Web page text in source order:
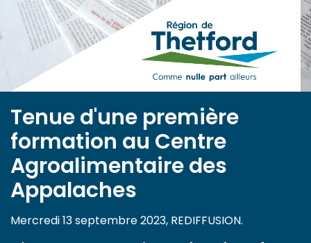
Tenue d'une première
formation au Centre
Agroalimentaire des
Appalaches
Mercredi 13 septembre 2023, REDIFFUSION.